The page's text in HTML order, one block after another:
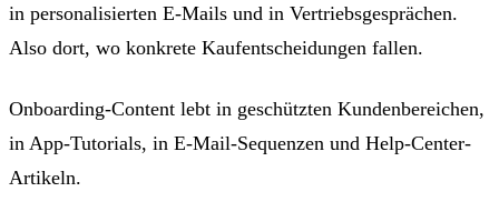
in personalisierten E-Mails und in Vertriebsgesprächen.
Also dort, wo konkrete Kaufentscheidungen fallen.
Onboarding-Content lebt in geschützten Kundenbereichen,
in App-Tutorials, in E-Mail-Sequenzen und Help-Center-
Artikeln.